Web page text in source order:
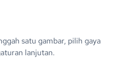
satu gambar, pilih gaya
lanjutan.